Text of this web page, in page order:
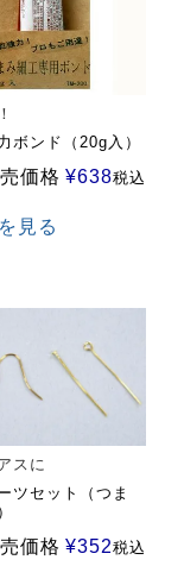
ボンド（20g入）
価格 ¥638税込
見る
スに
ツセット（つま
価格 ¥352税込